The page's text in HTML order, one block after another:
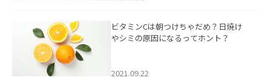
ビタミンCは朝つけちゃだめ？日焼け
やシミの原因になるってホント？
2021.09.22